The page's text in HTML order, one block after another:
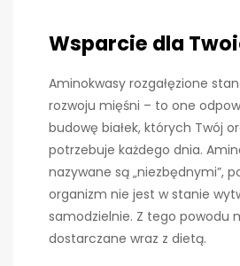
Wsparcie dla
Aminokwasy rozgałęzione
rozwoju mięśni – to one
budowę białek, których Twój
potrzebuje każdego dnia.
nazywane są „niezbędnymi”,
organizm nie jest w stanie
samodzielnie. Z tego powodu
dostarczane wraz z dietą.